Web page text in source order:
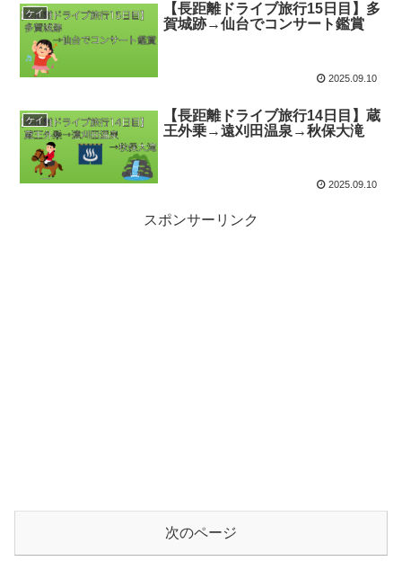
ケイ
【長距離ドライブ旅行15日目】多
賀城跡→仙台でコンサート鑑賞
2025.09.10
ケイ
【長距離ドライブ旅行14日目】蔵
王外乗→遠刈田温泉→秋保大滝
2025.09.10
スポンサーリンク
次のページ